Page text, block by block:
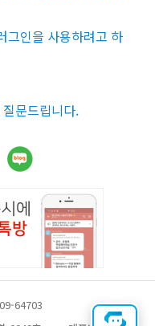
그인을 사용하려고 하
문드립니다.
64703